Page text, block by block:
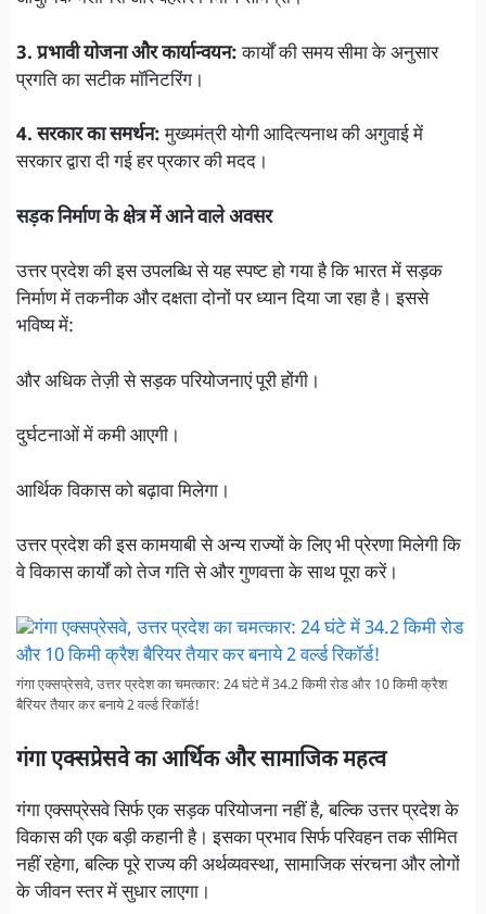
3. प्रभावी योजना और कार्यान्वयन:कार्यों की समय सीमा के अनुसार
प्रगति का सटीक मॉनिटरिंग।
4. सरकार का समर्थन:मुख्यमंत्री योगी आदित्यनाथ की अगुवाई में
सरकार द्वारा दी गई हर प्रकार की मदद।
सड़क निर्माण के क्षेत्र में आने वाले अवसर
उत्तर प्रदेश की इस उपलब्धि से यह स्पष्ट हो गया है कि भारत में सड़क
निर्माण में तकनीक और दक्षता दोनों पर ध्यान दिया जा रहा है। इससे
भविष्य में:
और अधिक तेज़ी से सड़क परियोजनाएं पूरी होंगी।
दुर्घटनाओं में कमी आएगी।
आर्थिक विकास को बढ़ावा मिलेगा।
उत्तर प्रदेश की इस कामयाबी से अन्य राज्यों के लिए भी प्रेरणा मिलेगी कि
वे विकास कार्यों को तेज गति से और गुणवत्ता के साथ पूरा करें।
गंगा एक्सप्रेसवे, उत्तर प्रदेश का चमत्कार: 24 घंटे में 34.2 किमी रोड और 10 किमी क्रैश
बैरियर तैयार कर बनाये 2 वर्ल्ड रिकॉर्ड!
गंगा एक्सप्रेसवे का आर्थिक और सामाजिक महत्व
गंगा एक्सप्रेसवे सिर्फ एक सड़क परियोजना नहीं है, बल्कि उत्तर प्रदेश के
विकास की एक बड़ी कहानी है। इसका प्रभाव सिर्फ परिवहन तक सीमित
नहीं रहेगा, बल्कि पूरे राज्य की अर्थव्यवस्था, सामाजिक संरचना और लोगों
के जीवन स्तर में सुधार लाएगा।